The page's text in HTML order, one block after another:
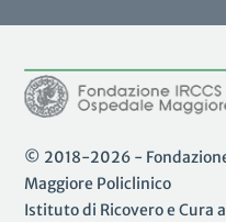
© 2018-2026 - Fondazione
Maggiore Policlinico
Istituto di Ricovero e Cura